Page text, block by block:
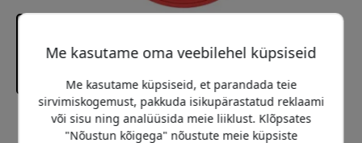
Soovitatav hind
Me kasutame oma veebilehel küpsiseid
Me kasutame küpsiseid, et parandada teie
sirvimiskogemust, pakkuda isikupärastatud reklaami
või sisu ning analüüsida meie liiklust. Klõpsates
"Nõustun kõigega" nõustute meie küpsiste